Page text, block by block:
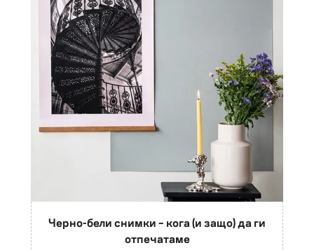
Черно-бели снимки – кога (и защо) да ги
отпечатаме